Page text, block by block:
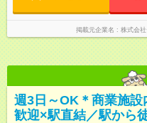
掲載元企業名 株式会
週3日～OK＊商業施
歓迎×駅直結／駅から